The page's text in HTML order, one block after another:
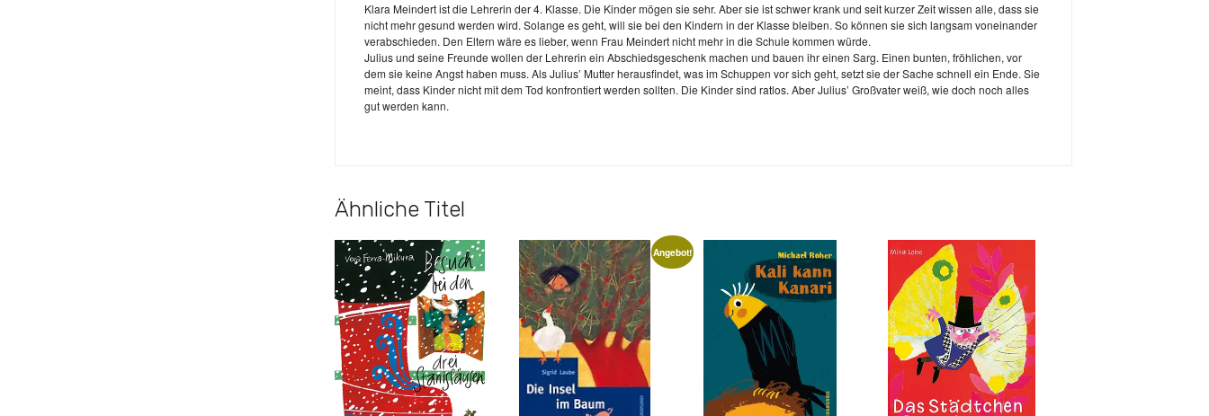
Klara Meindert ist die Lehrerin der 4. Klasse. Die Kinder mögen sie sehr. Aber sie ist schwer krank und seit kurzer Zeit wissen alle, dass sie
nicht mehr gesund werden wird. Solange es geht, will sie bei den Kindern in der Klasse bleiben. So können sie sich langsam voneinander
verabschieden. Den Eltern wäre es lieber, wenn Frau Meindert nicht mehr in die Schule kommen würde.
Julius und seine Freunde wollen der Lehrerin ein Abschiedsgeschenk machen und bauen ihr einen Sarg. Einen bunten, fröhlichen, vor
dem sie keine Angst haben muss. Als Julius’ Mutter herausfindet, was im Schuppen vor sich geht, setzt sie der Sache schnell ein Ende. Sie
meint, dass Kinder nicht mit dem Tod konfrontiert werden sollten. Die Kinder sind ratlos. Aber Julius’ Großvater weiß, wie doch noch alles
gut werden kann.
Ähnliche Titel
Angebot!